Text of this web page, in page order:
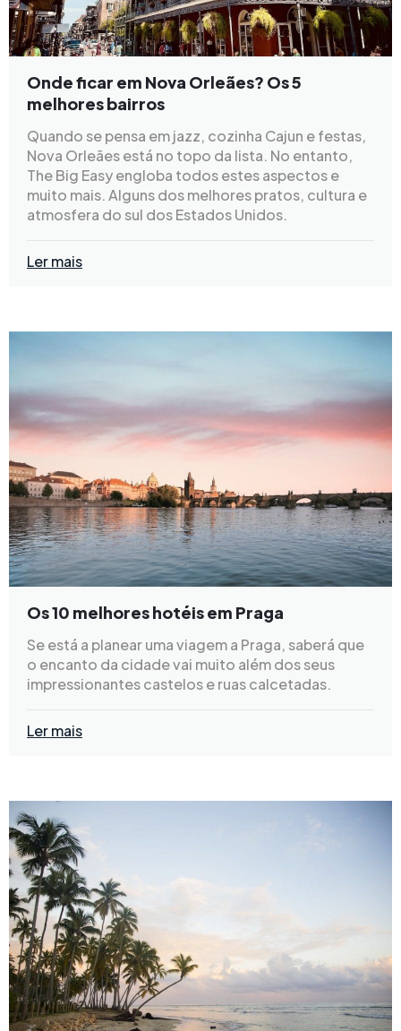
Onde ficar em Nova Orleães? Os 5
melhores bairros
Quando se pensa em jazz, cozinha Cajun e festas,
Nova Orleães está no topo da lista. No entanto,
The Big Easy engloba todos estes aspectos e
muito mais. Alguns dos melhores pratos, cultura e
atmosfera do sul dos Estados Unidos.
Ler mais
Os 10 melhores hotéis em Praga
Se está a planear uma viagem a Praga, saberá que
o encanto da cidade vai muito além dos seus
impressionantes castelos e ruas calcetadas.
Ler mais